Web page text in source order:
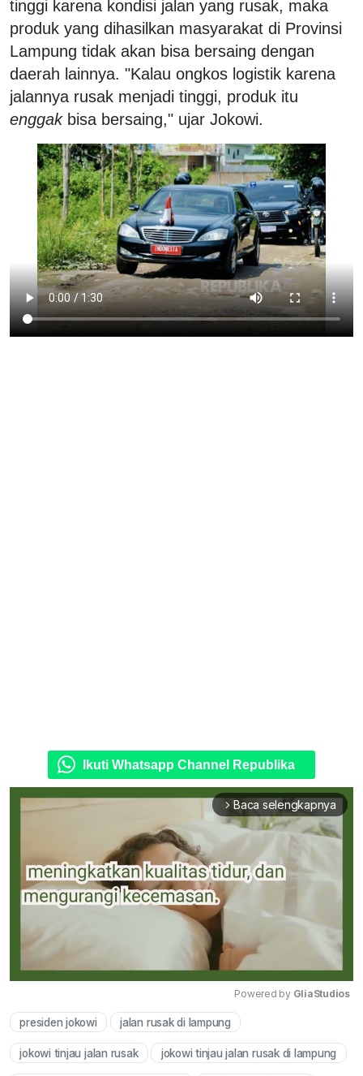
tinggi karena kondisi jalan yang rusak, maka
produk yang dihasilkan masyarakat di Provinsi
Lampung tidak akan bisa bersaing dengan
daerah lainnya. "Kalau ongkos logistik karena
jalannya rusak menjadi tinggi, produk itu
enggakbisa bersaing," ujar Jokowi.
Ikuti Whatsapp Channel Republika
arrow_forward_ios Baca selengkapnya
Powered by GliaStudios
presiden jokowi jalan rusak di lampung
jokowi tinjau jalan rusak jokowi tinjau jalan rusak di lampung